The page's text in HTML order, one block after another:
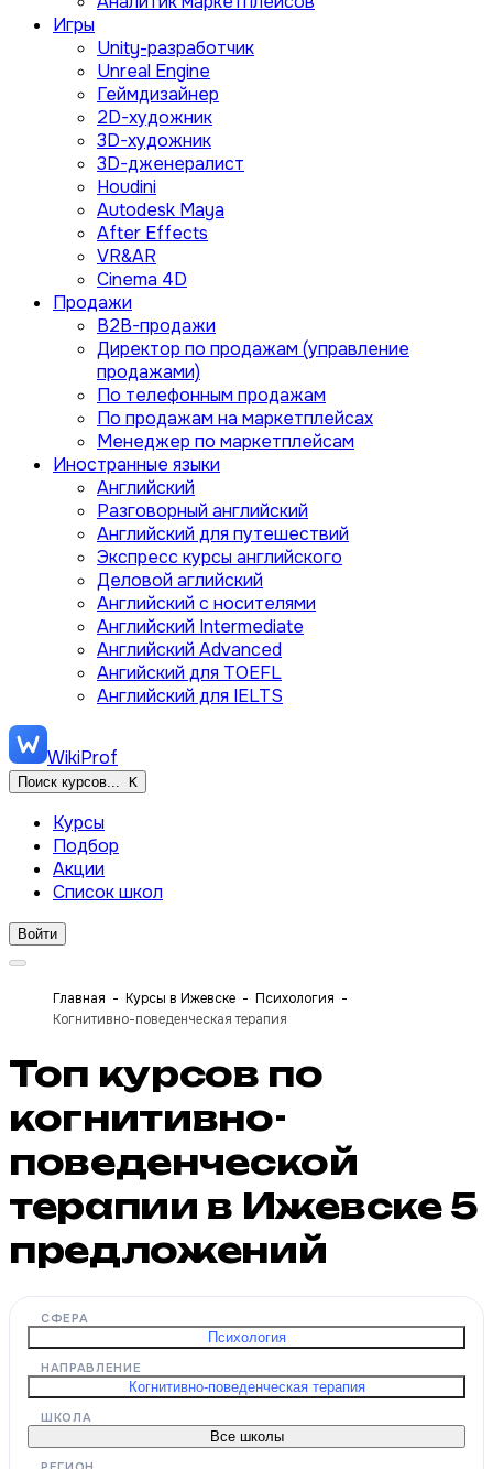
Игры
Unity-разработчик
Unreal Engine
Геймдизайнер
2D-художник
3D-художник
3D-дженералист
Houdini
Autodesk Maya
After Effects
VR&AR
Cinema 4D
Продажи
B2B-продажи
Директор по продажам (управление
продажами)
По телефонным продажам
По продажам на маркетплейсах
Менеджер по маркетплейсам
Иностранные языки
Английский
Разговорный английский
Английский для путешествий
Экспресс курсы английского
Деловой аглийский
Английский с носителями
Английский Intermediate
Английский Advanced
Ангийский для TOEFL
Английский для IELTS
WikiProf
Поиск курсов... K
Курсы
Подбор
Акции
Список школ
Войти
Главная Курсы в Ижевске
Психология
Когнитивно-поведенческая терапия
Топ курсов по
когнитивно-
поведенческой
терапии в Ижевске 5
предложений
СФЕРА
Психология
НАПРАВЛЕНИЕ
Когнитивно-поведенческая терапия
ШКОЛА
Все школы